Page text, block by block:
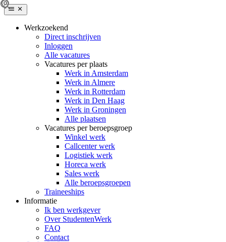
Werkzoekend
Direct inschrijven
Inloggen
Alle vacatures
Vacatures per plaats
Werk in Amsterdam
Werk in Almere
Werk in Rotterdam
Werk in Den Haag
Werk in Groningen
Alle plaatsen
Vacatures per beroepsgroep
Winkel werk
Callcenter werk
Logistiek werk
Horeca werk
Sales werk
Alle beroepsgroepen
Traineeships
Informatie
Ik ben werkgever
Over StudentenWerk
FAQ
Contact